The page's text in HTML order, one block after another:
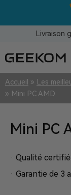
Livraison
Accueil » Les
» Mini PC AMD
Mini PC
· Qualité
· Garantie de 3